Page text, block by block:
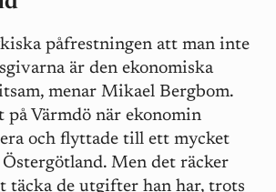
påfrestningen att man inte
är den ekonomiska
menar Mikael Bergbom.
på Värmdö när ekonomin
och flyttade till ett mycket
Men det räcker
täcka de utgifter han har, trots